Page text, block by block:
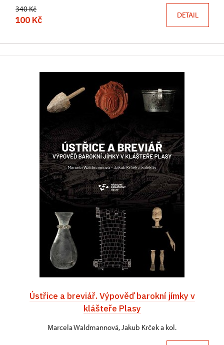
340 Kč
100 Kč DETAIL
Ústřice a breviář. Výpověď barokní jímky v
klášteře Plasy
Marcela Waldmannová, Jakub Krček a kol.